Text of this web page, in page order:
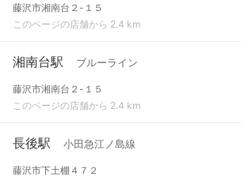
藤沢市湘南台２-１５
このページの店舗から 2.4 km
湘南台駅 ブルーライン
藤沢市湘南台２-１５
このページの店舗から 2.4 km
長後駅 小田急江ノ島線
藤沢市下土棚４７２